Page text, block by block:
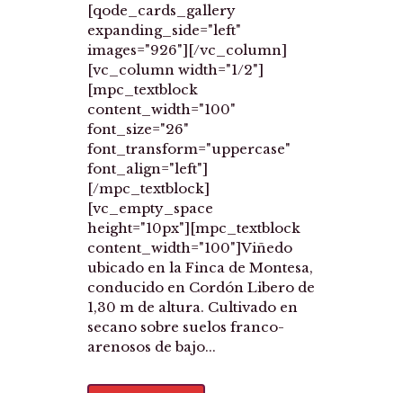
[qode_cards_gallery
expanding_side="left"
images="926"][/vc_column]
[vc_column width="1/2"]
[mpc_textblock
content_width="100"
font_size="26"
font_transform="uppercase"
font_align="left"]
[/mpc_textblock]
[vc_empty_space
height="10px"][mpc_textblock
content_width="100"]Viñedo
ubicado en la Finca de Montesa,
conducido en Cordón Libero de
1,30 m de altura. Cultivado en
secano sobre suelos franco-
arenosos de bajo...